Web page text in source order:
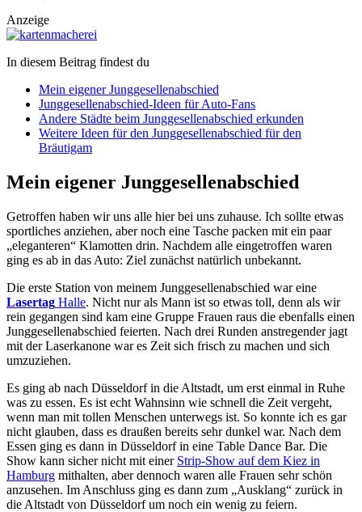
Anzeige
In diesem Beitrag findest du
Mein eigener Junggesellenabschied
Junggesellenabschied-Ideen für Auto-Fans
Andere Städte beim Junggesellenabschied erkunden
Weitere Ideen für den Junggesellenabschied für den
Bräutigam
Mein eigener Junggesellenabschied
Getroffen haben wir uns alle hier bei uns zuhause. Ich sollte etwas
sportliches anziehen, aber noch eine Tasche packen mit ein paar
„eleganteren“ Klamotten drin. Nachdem alle eingetroffen waren
ging es ab in das Auto: Ziel zunächst natürlich unbekannt.
Die erste Station von meinem Junggesellenabschied war eine
Lasertag Halle. Nicht nur als Mann ist so etwas toll, denn als wir
rein gegangen sind kam eine Gruppe Frauen raus die ebenfalls einen
Junggesellenabschied feierten. Nach drei Runden anstregender jagt
mit der Laserkanone war es Zeit sich frisch zu machen und sich
umzuziehen.
Es ging ab nach Düsseldorf in die Altstadt, um erst einmal in Ruhe
was zu essen. Es ist echt Wahnsinn wie schnell die Zeit vergeht,
wenn man mit tollen Menschen unterwegs ist. So konnte ich es gar
nicht glauben, dass es draußen bereits sehr dunkel war. Nach dem
Essen ging es dann in Düsseldorf in eine Table Dance Bar. Die
Show kann sicher nicht mit einer Strip-Show auf dem Kiez in
Hamburg mithalten, aber dennoch waren alle Frauen sehr schön
anzusehen. Im Anschluss ging es dann zum „Ausklang“ zurück in
die Altstadt von Düsseldorf um noch ein wenig zu feiern.